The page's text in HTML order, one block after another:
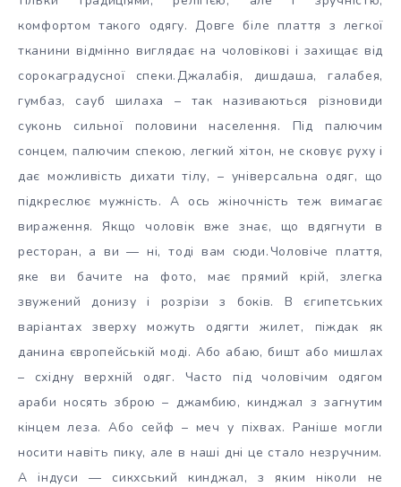
комфортом такого одягу. Довге біле плаття з легкої
тканини відмінно виглядає на чоловікові і захищає від
сорокаградусної спеки. Джалабія, дишдаша, галабея,
гумбаз, сауб шилаха – так називаються різновиди
суконь сильної половини населення. Під палючим
сонцем, палючим спекою, легкий хітон, не сковує руху і
дає можливість дихати тілу, – універсальна одяг, що
підкреслює мужність. А ось жіночність теж вимагає
вираження. Якщо чоловік вже знає, що вдягнути в
ресторан, а ви — ні, тоді вам сюди.Чоловіче плаття,
яке ви бачите на фото, має прямий крій, злегка
звужений донизу і розрізи з боків. В єгипетських
варіантах зверху можуть одягти жилет, піждак як
данина європейській моді. Або абаю, бишт або мишлах
– східну верхній одяг. Часто під чоловічим одягом
араби носять зброю – джамбию, кинджал з загнутим
кінцем леза. Або сейф – меч у піхвах. Раніше могли
носити навіть пику, але в наші дні це стало незручним.
А індуси — сикхський кинджал, з яким ніколи не